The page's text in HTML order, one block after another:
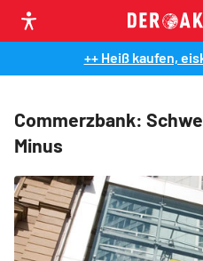
++ Heiß kaufen,
Commerzbank:
Minus